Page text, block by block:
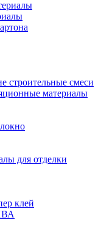
строительные смеси
материалы
для отделки
клей